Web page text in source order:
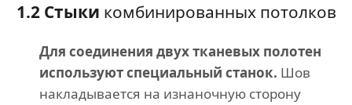
1.2 Стыки комбинированных потолков
Для соединения двух тканевых полотен
используют специальный станок. Шов
накладывается на изнаночную сторону